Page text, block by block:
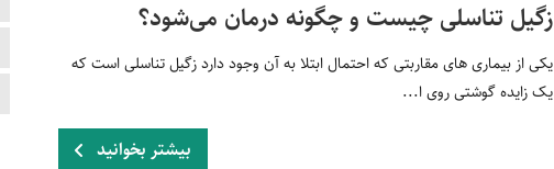
زگیل تناسلی چیست و چگونه درمان می‌شود؟
یکی از بیماری های مقاربتی که احتمال ابتلا به آن وجود دارد زگیل تناسلی است که
یک زایده گوشتی روی ا...
بیشتر بخوانید